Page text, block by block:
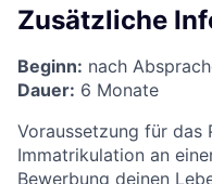
Zusätzliche
Beginn: nach
Dauer: 6 Monate
Voraussetzung für das
Immatrikulation an
Bewerbung deinen